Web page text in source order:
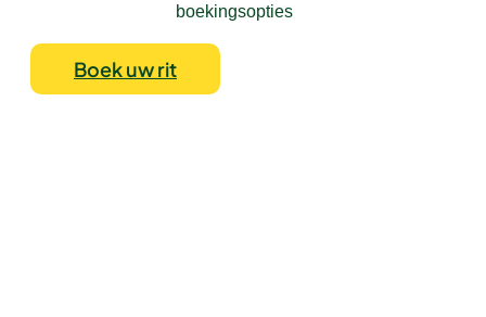
boekingsopties
Boek uw rit